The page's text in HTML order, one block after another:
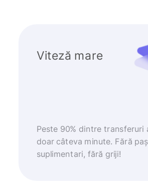
Viteză mare
Peste 90% dintre transferuri
doar câteva minute. Fără
suplimentari, fără griji!